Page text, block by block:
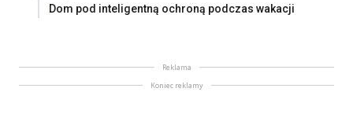
Dom pod inteligentną ochroną podczas wakacji
Reklama
Koniec reklamy